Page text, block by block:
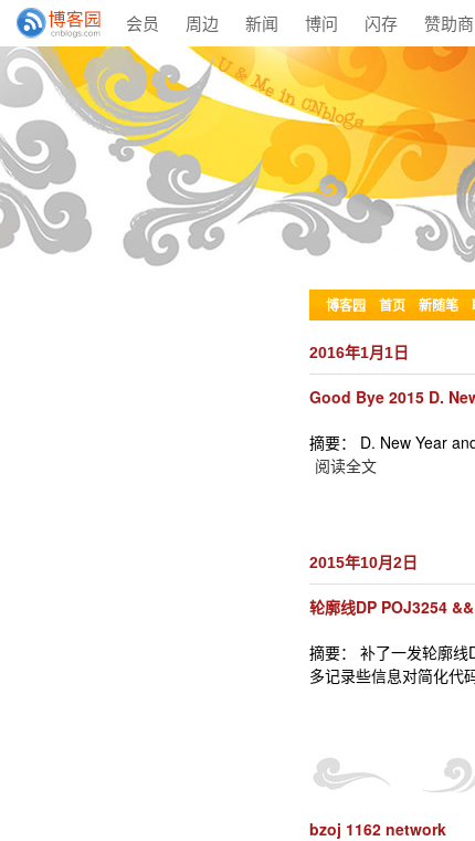
会员 周边 新闻 博问 闪存 赞助商
博客园 首页 新随笔
2016年1月1日
Good Bye 2015 D.
摘要： D. New Year
阅读全文
2015年10月2日
轮廓线DP POJ3254
摘要： 补了一发轮廓
多记录些信息对简化代
bzoj 1162 network